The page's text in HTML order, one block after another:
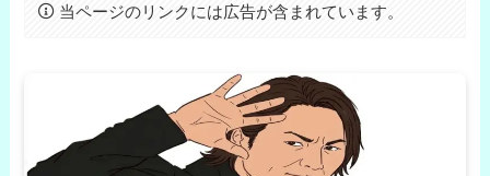
当ページのリンクには広告が含まれています。